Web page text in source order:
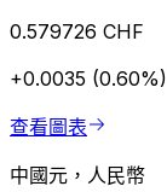
0.579726 CHF
+0.0035 (0.60%)
查看圖表
中國元，人民幣